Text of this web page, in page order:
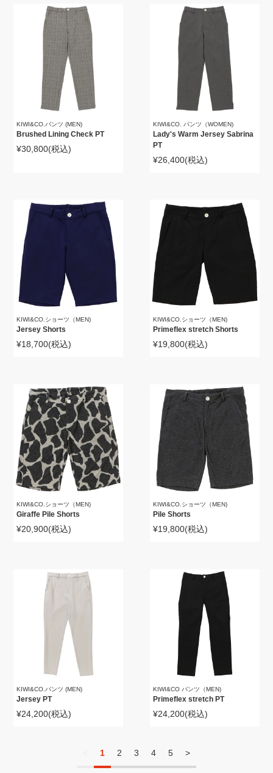
KIWI&CO.パンツ (MEN)
Brushed Lining Check PT
¥30,800(税込)
KIWI&CO. パンツ（WOMEN)
Lady's Warm Jersey Sabrina
PT
¥26,400(税込)
KIWI&CO.ショーツ（MEN)
Jersey Shorts
¥18,700(税込)
KIWI&CO.ショーツ（MEN)
Primeflex stretch Shorts
¥19,800(税込)
KIWI&CO.ショーツ（MEN)
Giraffe Pile Shorts
¥20,900(税込)
KIWI&CO.ショーツ（MEN)
Pile Shorts
¥19,800(税込)
KIWI&CO.パンツ (MEN)
Jersey PT
¥24,200(税込)
KIWI&CO パンツ（MEN)
Primeflex stretch PT
¥24,200(税込)
1 2 3 4 5 >